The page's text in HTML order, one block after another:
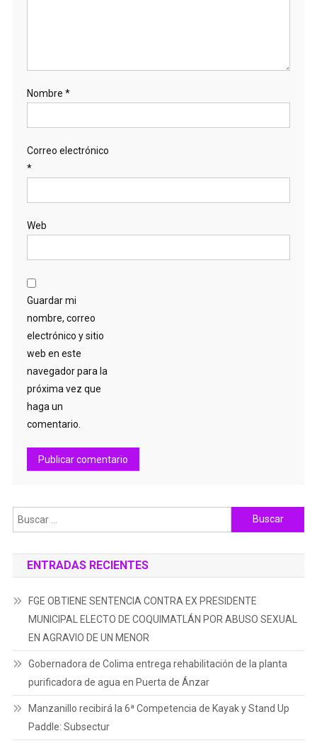
Nombre *
Correo electrónico
*
Web
Guardar mi
nombre, correo
electrónico y sitio
web en este
navegador para la
próxima vez que
haga un
comentario.
Buscar:
ENTRADAS RECIENTES
FGE OBTIENE SENTENCIA CONTRA EX PRESIDENTE
MUNICIPAL ELECTO DE COQUIMATLÁN POR ABUSO SEXUAL
EN AGRAVIO DE UN MENOR
Gobernadora de Colima entrega rehabilitación de la planta
purificadora de agua en Puerta de Ánzar
Manzanillo recibirá la 6ª Competencia de Kayak y Stand Up
Paddle: Subsectur